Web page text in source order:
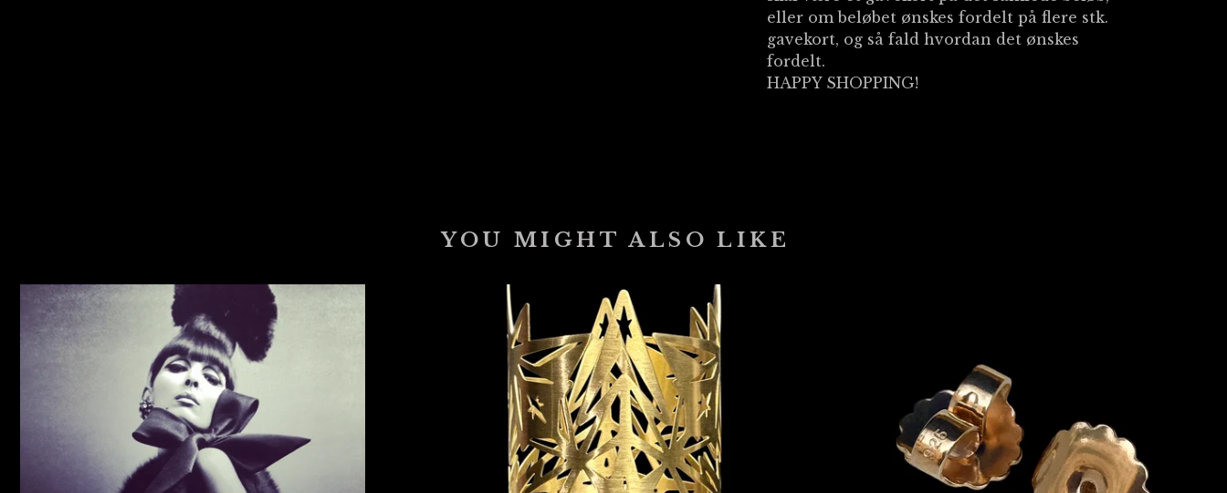
eller om beløbet ønskes fordelt på flere stk.
gavekort, og så fald hvordan det ønskes
fordelt.
HAPPY SHOPPING!
YOU MIGHT ALSO LIKE